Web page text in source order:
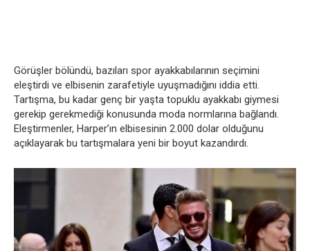
Görüşler bölündü, bazıları spor ayakkabılarının seçimini
eleştirdi ve elbisenin zarafetiyle uyuşmadığını iddia etti.
Tartışma, bu kadar genç bir yaşta topuklu ayakkabı giymesi
gerekip gerekmediği konusunda moda normlarına bağlandı.
Eleştirmenler, Harper’ın elbisesinin 2.000 dolar olduğunu
açıklayarak bu tartışmalara yeni bir boyut kazandırdı.